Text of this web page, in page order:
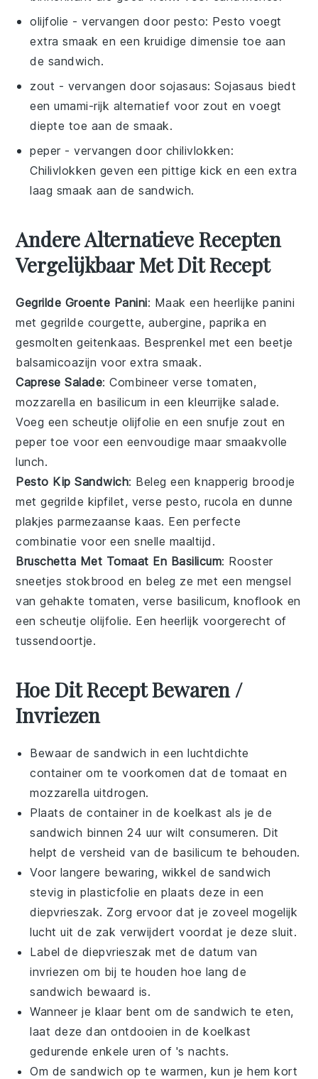
olijfolie - vervangen door pesto: Pesto voegt
extra smaak en een kruidige dimensie toe aan
de sandwich.
zout - vervangen doorsojasaus: Sojasaus biedt
een umami-rijk alternatief voor zout en voegt
diepte toe aan de smaak.
peper - vervangen door chilivlokken:
Chilivlokken geven een pittige kick en een extra
laag smaak aan de sandwich.
Andere Alternatieve Recepten
Vergelijkbaar Met Dit Recept
Gegrilde Groente Panini: Maak een heerlijke panini
met gegrilde courgette,aubergine, paprika en
gesmoltengeitenkaas. Besprenkel met een beetje
balsamicoazijn voor extra smaak.
Caprese Salade: Combineer versetomaten,
mozzarella en basilicum in een kleurrijke salade.
Voeg een scheutjeolijfolie en een snufje zout en
peper toe voor een eenvoudige maar smaakvolle
lunch.
Pesto Kip Sandwich: Beleg een knapperig broodje
met gegrilde kipfilet, verse pesto,rucola en dunne
plakjesparmezaanse kaas. Een perfecte
combinatie voor een snelle maaltijd .
Bruschetta Met Tomaat En Basilicum: Rooster
sneetjes stokbrood en beleg ze met een mengsel
van gehaktetomaten, verse basilicum,knoflook en
een scheutje olijfolie. Een heerlijk voorgerecht of
tussendoortje.
Hoe Dit Recept Bewaren /
Invriezen
Bewaar desandwich in een luchtdichte
container om te voorkomen dat de tomaat en
mozzarella uitdrogen.
Plaats de container in de koelkast als je de
sandwich binnen 24 uur wilt consumeren. Dit
helpt de versheid van de basilicum te behouden.
Voor langere bewaring, wikkel de sandwich
stevig in plasticfolie en plaats deze in een
diepvrieszak. Zorg ervoor dat je zoveel mogelijk
lucht uit de zak verwijdert voordat je deze sluit.
Label de diepvrieszak met de datum van
invriezen om bij te houden hoe lang de
sandwich bewaard is.
Wanneer je klaar bent om desandwich te eten,
laat deze dan ontdooien in de koelkast
gedurende enkele uren of 's nachts.
Om desandwich op te warmen, kun je hem kort